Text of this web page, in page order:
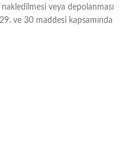
nakledilmesi veya depolanması
ve 30 maddesi kapsamında